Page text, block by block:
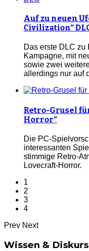
Auf zu neuen
Civilization“
Das erste DLC zu
Kampagne, mit
sowie zwei
allerdings nur auf
Retro-Grusel
Horror“
Die PC-
interessanten
stimmige Retro-
Lovecraft-Horror.
1
2
3
4
Prev Next
Wissen & Diskurs